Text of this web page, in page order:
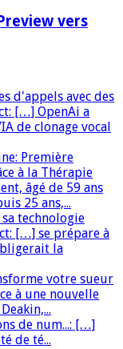
vers
d'appels avec des
[…] OpenAi a
de clonage vocal
Première
à la Thérapie
âgé de 59 ans
25 ans,...
sa technologie
[…] se prépare à
la
votre sueur
à une nouvelle
de num...: […]
de té...